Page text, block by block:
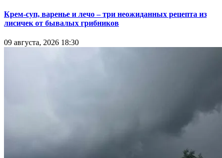
Крем-суп, варенье и лечо – три неожиданных рецепта из
лисичек от бывалых грибников
09 августа, 2026 18:30